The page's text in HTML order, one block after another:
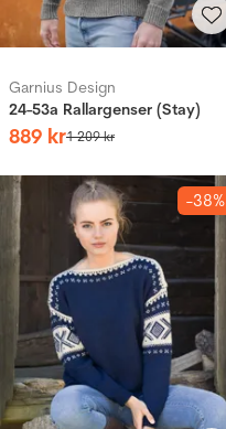
Garnius Design
24-53a Rallargenser (Stay)
889 kr1 209kr
-38%